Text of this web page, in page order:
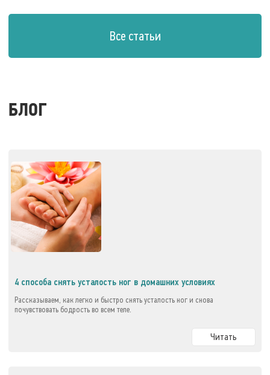
Все статьи
БЛОГ
4 способа снять усталость ног в домашних условиях
Рассказываем, как легко и быстро снять усталость ног и снова
почувствовать бодрость во всем теле.
Читать